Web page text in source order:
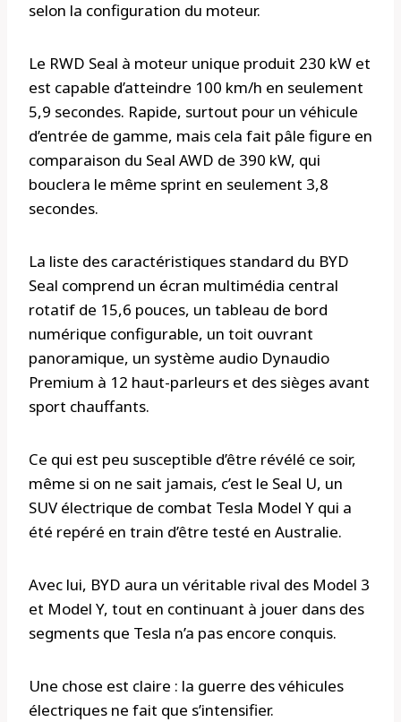
selon la configuration du moteur.
Le RWD Seal à moteur unique produit 230 kW et
est capable d’atteindre 100 km/h en seulement
5,9 secondes. Rapide, surtout pour un véhicule
d’entrée de gamme, mais cela fait pâle figure en
comparaison du Seal AWD de 390 kW, qui
bouclera le même sprint en seulement 3,8
secondes.
La liste des caractéristiques standard du BYD
Seal comprend un écran multimédia central
rotatif de 15,6 pouces, un tableau de bord
numérique configurable, un toit ouvrant
panoramique, un système audio Dynaudio
Premium à 12 haut-parleurs et des sièges avant
sport chauffants.
Ce qui est peu susceptible d’être révélé ce soir,
même si on ne sait jamais, c’est le Seal U, un
SUV électrique de combat Tesla Model Y qui a
été repéré en train d’être testé en Australie.
Avec lui, BYD aura un véritable rival des Model 3
et Model Y, tout en continuant à jouer dans des
segments que Tesla n’a pas encore conquis.
Une chose est claire : la guerre des véhicules
électriques ne fait que s’intensifier.